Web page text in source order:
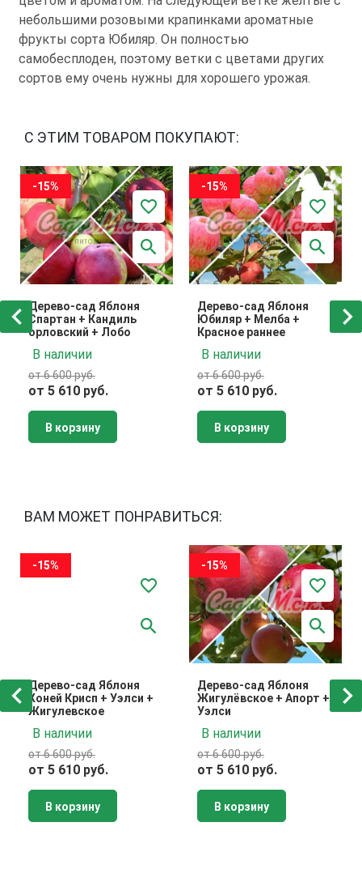
небольшими розовыми крапинками ароматные
фрукты сорта Юбиляр. Он полностью
самобесплоден, поэтому ветки с цветами других
сортов ему очень нужны для хорошего урожая.
С ЭТИМ ТОВАРОМ ПОКУПАЮТ:
-15%
Дерево-сад Яблоня
Спартан + Кандиль
орловский + Лобо
В наличии
от 6 600 руб.
от 5 610 руб.
В корзину
-15%
Дерево-сад Яблоня
Юбиляр + Мелба +
Красное раннее
В наличии
от 6 600 руб.
от 5 610 руб.
В корзину
ВАМ МОЖЕТ ПОНРАВИТЬСЯ:
-15%
Дерево-сад Яблоня
Хоней Крисп + Уэлси +
Жигулевское
В наличии
от 6 600 руб.
от 5 610 руб.
В корзину
-15%
Дерево-сад Яблоня
Жигулёвское + Апорт +
Уэлси
В наличии
от 6 600 руб.
от 5 610 руб.
В корзину